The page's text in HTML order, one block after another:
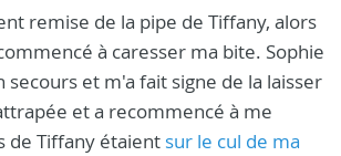
remise de la pipe de Tiffany, alors
à caresser ma bite. Sophie
secours et m'a fait signe de la laisser
et a recommencé à me
de Tiffany étaient sur le cul de ma